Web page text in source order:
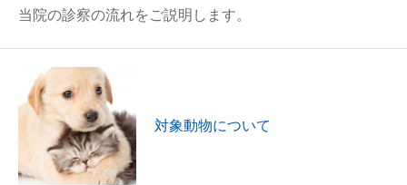
当院の診察の流れをご説明します。
対象動物について